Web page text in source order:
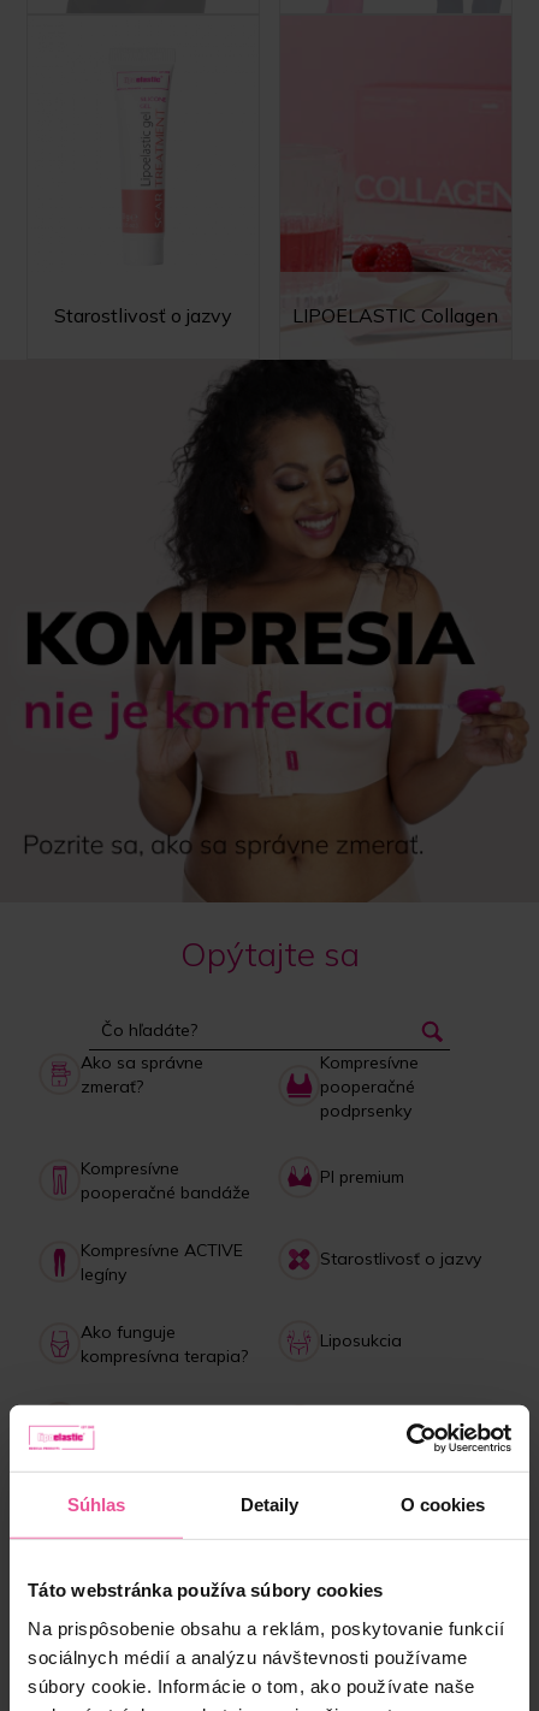
Súhlas Detaily O cookies
Táto webstránka používa súbory cookies
Na prispôsobenie obsahu a reklám, poskytovanie funkcií
sociálnych médií a analýzu návštevnosti používame
súbory cookie. Informácie o tom, ako používate naše
Starostlivosť o jazvy LIPOELASTIC Collagen
Opýtajte sa
Ako sa správne
zmerať?
Kompresívne
pooperačné
podprsenky
Kompresívne
pooperačné bandáže
PI premium
Kompresívne ACTIVE
legíny
Starostlivosť o jazvy
Ako funguje
kompresívna terapia?
Liposukcia
Lipedém
Kolagénový drink
Platba, doručenie,
NAJPREDÁVANEJŠIE produkty